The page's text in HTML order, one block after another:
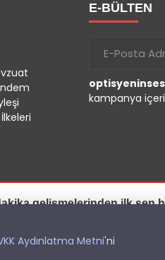
E-BÜLTEN
kampanya
Aydınlatma Metni'ni
gelişmelerinden ilk sen